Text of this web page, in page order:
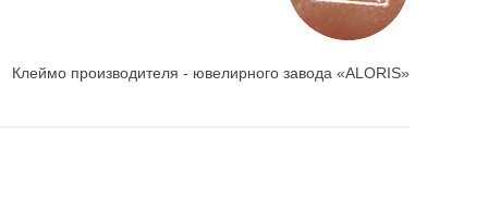
Клеймо производителя - ювелирного завода «ALORIS»